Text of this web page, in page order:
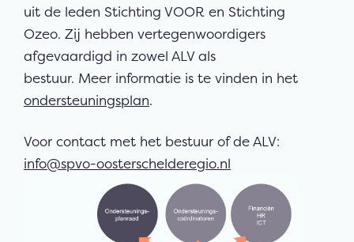
uit de leden Stichting VOOR en Stichting
Ozeo. Zij hebben vertegenwoordigers
afgevaardigd in zowel ALV als
bestuur. Meer informatie is te vinden in het
ondersteuningsplan.
Voor contact met het bestuur of de ALV:
info@spvo-oosterschelderegio.nl